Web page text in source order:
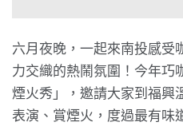
六月夜晚，一起來南投感受
力交織的熱鬧氛圍！今年巧
煙火秀」，邀請大家到福興
表演、賞煙火，度過最有味